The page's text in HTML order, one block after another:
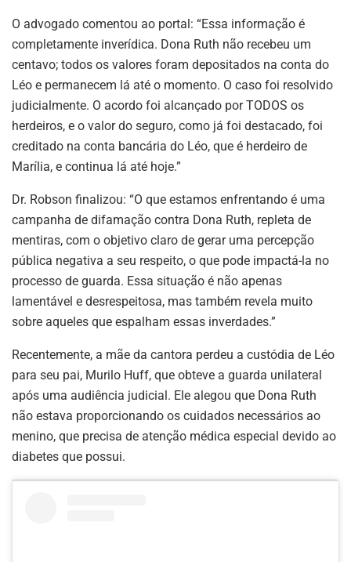
O advogado comentou ao portal: “Essa informação é
completamente inverídica. Dona Ruth não recebeu um
centavo; todos os valores foram depositados na conta do
Léo e permanecem lá até o momento. O caso foi resolvido
judicialmente. O acordo foi alcançado por TODOS os
herdeiros, e o valor do seguro, como já foi destacado, foi
creditado na conta bancária do Léo, que é herdeiro de
Marília, e continua lá até hoje.”
Dr. Robson finalizou: “O que estamos enfrentando é uma
campanha de difamação contra Dona Ruth, repleta de
mentiras, com o objetivo claro de gerar uma percepção
pública negativa a seu respeito, o que pode impactá-la no
processo de guarda. Essa situação é não apenas
lamentável e desrespeitosa, mas também revela muito
sobre aqueles que espalham essas inverdades.”
Recentemente, a mãe da cantora perdeu a custódia de Léo
para seu pai, Murilo Huff, que obteve a guarda unilateral
após uma audiência judicial. Ele alegou que Dona Ruth
não estava proporcionando os cuidados necessários ao
menino, que precisa de atenção médica especial devido ao
diabetes que possui.